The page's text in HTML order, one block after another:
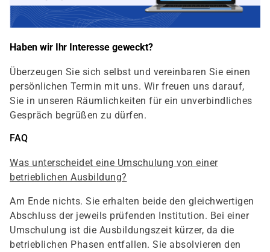
Haben wir Ihr Interesse geweckt?
Überzeugen Sie sich selbst und vereinbaren Sie einen
persönlichen Termin mit uns. Wir freuen uns darauf,
Sie in unseren Räumlichkeiten für ein unverbindliches
Gespräch begrüßen zu dürfen.
FAQ
Was unterscheidet eine Umschulung von einer
betrieblichen Ausbildung?
Am Ende nichts. Sie erhalten beide den gleichwertigen
Abschluss der jeweils prüfenden Institution. Bei einer
Umschulung ist die Ausbildungszeit kürzer, da die
betrieblichen Phasen entfallen. Sie absolvieren den